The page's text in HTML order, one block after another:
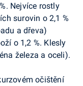
Nejvíce rostly
surovin o 2,1 %
a dřeva)
o 1,2 %. Klesly
železa a oceli).
očištění